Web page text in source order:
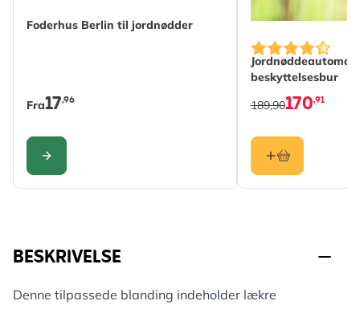
Foderhus Berlin til jordnødder
The price depends on the options chosen on the
Fra17,96
KONFIGURER
Jordnøddeautomat
beskyttelsesbur
170,91
189,90
BESKRIVELSE
Denne tilpassede blanding indeholder lækre